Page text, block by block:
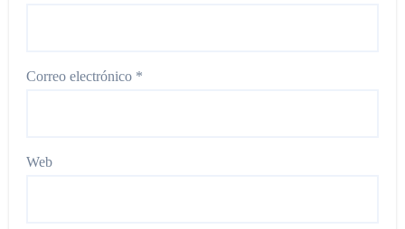
Correo electrónico *
Web